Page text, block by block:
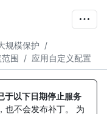
规模保护 /
围 / 应用自定义配置
以下日期停止服务
也不会发布补丁。 为